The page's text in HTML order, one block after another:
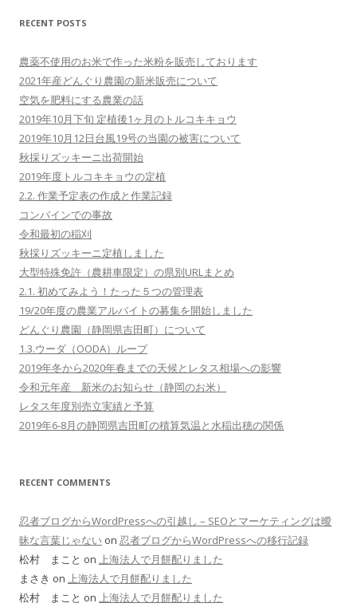
RECENT POSTS
農薬不使用のお米で作った米粉を販売しております
2021年産どんぐり農園の新米販売について
空気を肥料にする農業の話
2019年10月下旬 定植後1ヶ月のトルコキキョウ
2019年10月12日台風19号の当園の被害について
秋採りズッキーニ出荷開始
2019年度トルコキキョウの定植
2.2. 作業予定表の作成と作業記録
コンバインでの事故
令和最初の稲刈
秋採りズッキーニ定植しました
大型特殊免許（農耕車限定）の県別URLまとめ
2.1. 初めてみよう！たった５つの管理表
19/20年度の農業アルバイトの募集を開始しました
どんぐり農園（静岡県吉田町）について
1.3.ウーダ（OODA）ループ
2019年冬から2020年春までの天候とレタス相場への影響
令和元年産 新米のお知らせ（静岡のお米）
レタス年度別売立実績と予算
2019年6-8月の静岡県吉田町の積算気温と水稲出穂の関係
RECENT COMMENTS
忍者ブログからWordPressへの引越し – SEOとマーケティングは曖
昧な言葉じゃない on 忍者ブログからWordPressへの移行記録
松村 まこと on 上海法人で月餅配りました
まさき on 上海法人で月餅配りました
松村 まこと on 上海法人で月餅配りました